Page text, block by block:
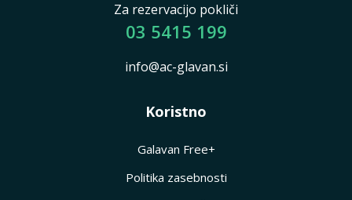
Za rezervacijo pokliči
03 5415 199
info@ac-glavan.si
Koristno
Galavan Free+
Politika zasebnosti